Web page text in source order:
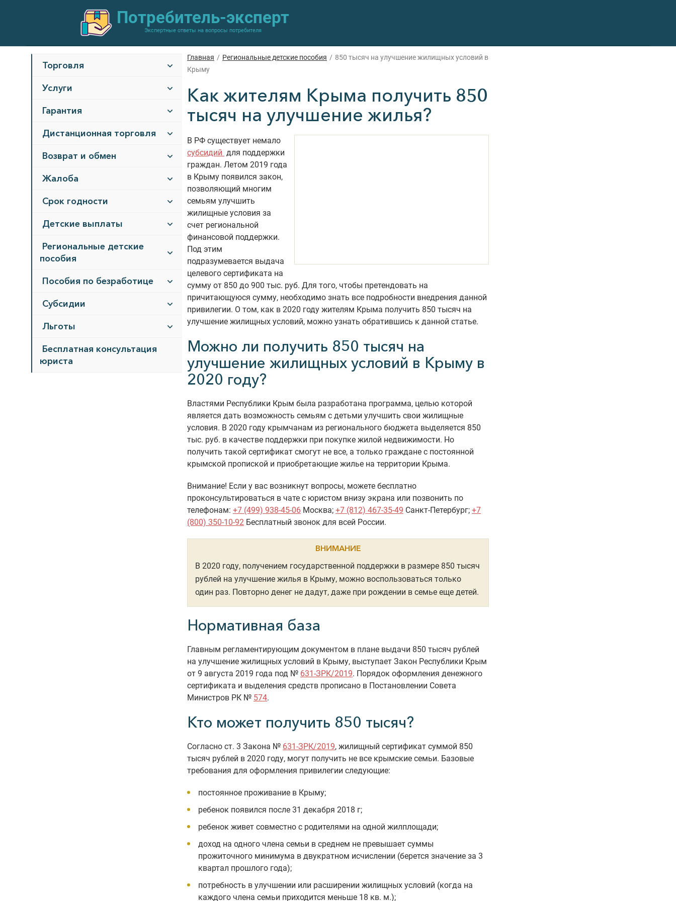
Потребитель-эксперт
Экспертные ответы на вопросы потребителя
Торговля
Услуги
Гарантия
Дистанционная торговля
Возврат и обмен
Жалоба
Срок годности
Детские выплаты
Региональные детские
пособия
Пособия по безработице
Субсидии
Льготы
Бесплатная консультация
юриста
Главная / Региональные детские пособия / 850 тысяч на улучшение жилищных условий в
Крыму
Как жителям Крыма получить 850
тысяч на улучшение жилья?
В РФ существует немало
субсидий для поддержки
граждан. Летом 2019 года
в Крыму появился закон,
позволяющий многим
семьям улучшить
жилищные условия за
счет региональной
финансовой поддержки.
Под этим
подразумевается выдача
целевого сертификата на
сумму от 850 до 900 тыс. руб. Для того, чтобы претендовать на
причитающуюся сумму, необходимо знать все подробности внедрения данной
привилегии. О том, как в 2020 году жителям Крыма получить 850 тысяч на
улучшение жилищных условий, можно узнать обратившись к данной статье.
Можно ли получить 850 тысяч на
улучшение жилищных условий в Крыму в
2020 году?
Властями Республики Крым была разработана программа, целью которой
является дать возможность семьям с детьми улучшить свои жилищные
условия. В 2020 году крымчанам из регионального бюджета выделяется 850
тыс. руб. в качестве поддержки при покупке жилой недвижимости. Но
получить такой сертификат смогут не все, а только граждане с постоянной
крымской пропиской и приобретающие жилье на территории Крыма.
Внимание! Если у вас возникнут вопросы, можете бесплатно
проконсультироваться в чате с юристом внизу экрана или позвонить по
телефонам: +7 (499) 938-45-06 Москва; +7 (812) 467-35-49 Санкт-Петербург; +7
(800) 350-10-92 Бесплатный звонок для всей России.
ВНИМАНИЕ
В 2020 году, получением государственной поддержки в размере 850 тысяч
рублей на улучшение жилья в Крыму, можно воспользоваться только
один раз. Повторно денег не дадут, даже при рождении в семье еще детей.
Нормативная база
Главным регламентирующим документом в плане выдачи 850 тысяч рублей
на улучшение жилищных условий в Крыму, выступает Закон Республики Крым
от 9 августа 2019 года под № 631-ЗРК/2019. Порядок оформления денежного
сертификата и выделения средств прописано в Постановлении Совета
Министров РК № 574.
Кто может получить 850 тысяч?
Согласно ст. 3 Закона № 631-ЗРК/2019, жилищный сертификат суммой 850
тысяч рублей в 2020 году, могут получить не все крымские семьи. Базовые
требования для оформления привилегии следующие:
постоянное проживание в Крыму;
ребенок появился после 31 декабря 2018 г;
ребенок живет совместно с родителями на одной жилплощади;
доход на одного члена семьи в среднем не превышает суммы
прожиточного минимума в двукратном исчислении (берется значение за 3
квартал прошлого года);
потребность в улучшении или расширении жилищных условий (когда на
каждого члена семьи приходится меньше 18 кв. м.);